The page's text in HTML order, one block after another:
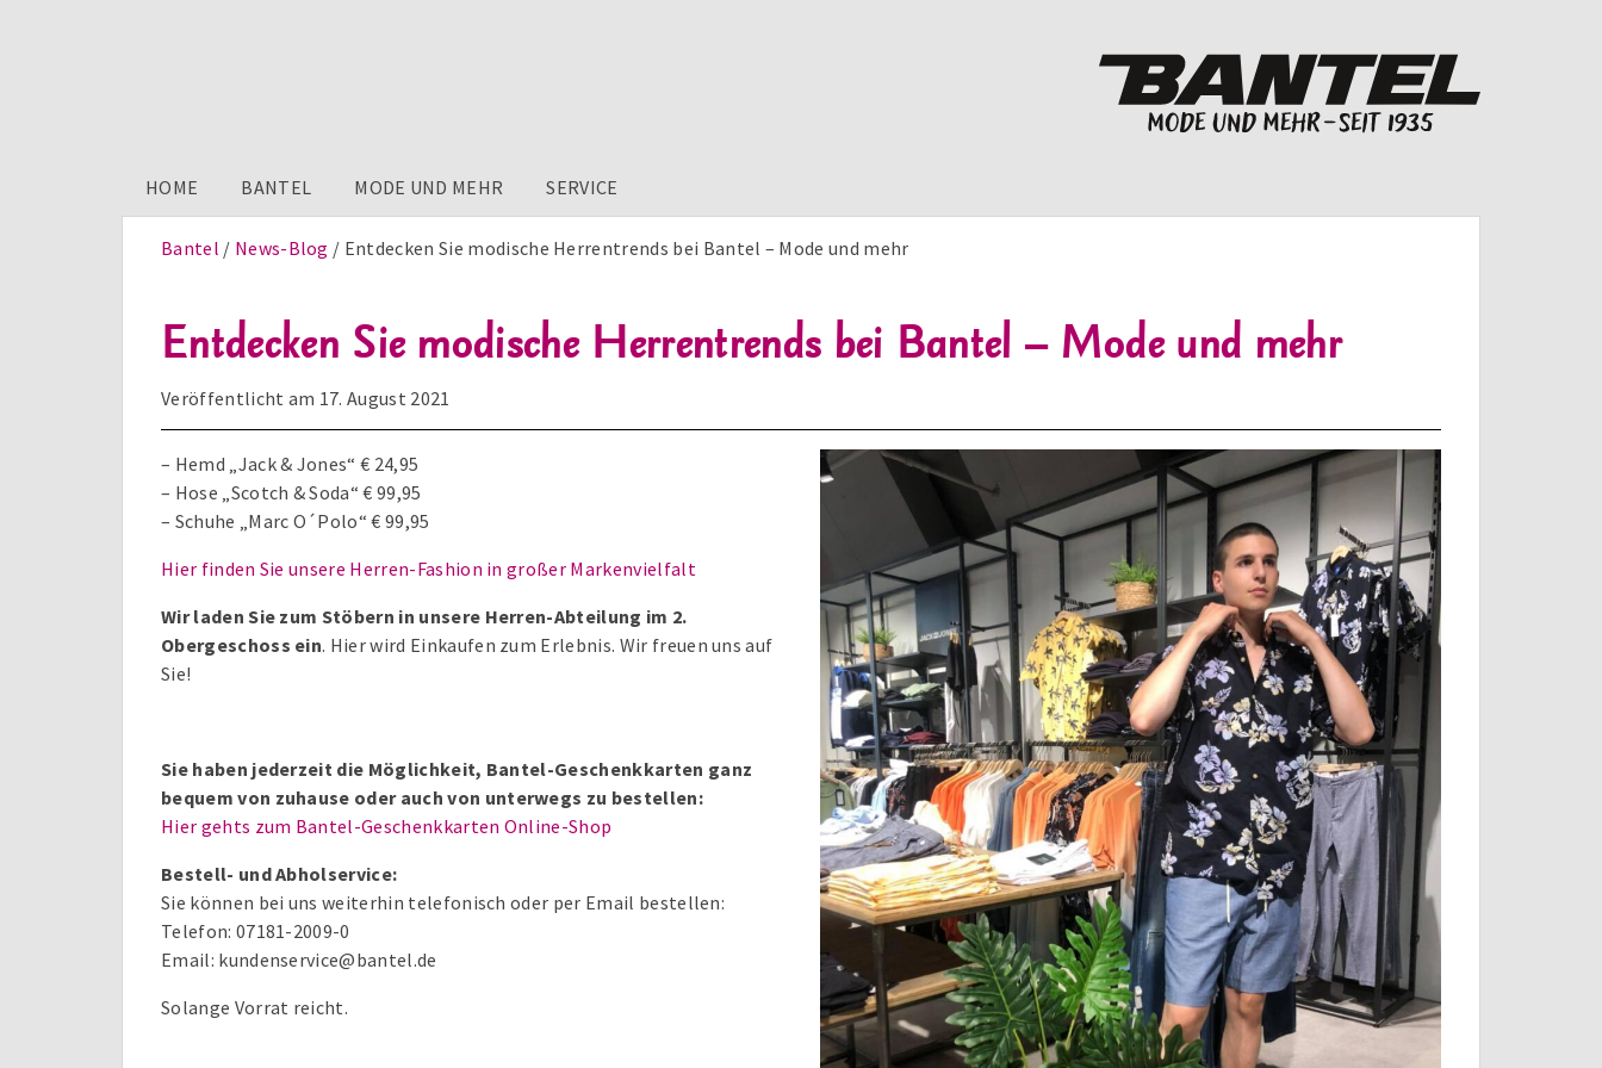
HOME BANTEL MODE UND MEHR SERVICE
Bantel News-Blog Entdecken Sie modische Herrentrends bei Bantel – Mode und mehr
Entdecken Sie modische Herrentrends bei Bantel – Mode und mehr
Veröffentlicht am 17. August 2021
– Hemd „Jack & Jones“ € 24,95
– Hose „Scotch & Soda“ € 99,95
– Schuhe „Marc O´Polo“ € 99,95
Hier finden Sie unsere Herren-Fashion in großer Markenvielfalt
Wir laden Sie zum Stöbern in unsere Herren-Abteilung im 2.
Obergeschoss ein. Hier wird Einkaufen zum Erlebnis. Wir freuen uns auf
Sie!
Sie haben jederzeit die Möglichkeit, Bantel-Geschenkkarten ganz
bequem von zuhause oder auch von unterwegs zu bestellen:
Hier gehts zum Bantel-Geschenkkarten Online-Shop
Bestell- und Abholservice:
Sie können bei uns weiterhin telefonisch oder per Email bestellen:
Telefon: 07181-2009-0
Email: kundenservice@bantel.de
Solange Vorrat reicht.